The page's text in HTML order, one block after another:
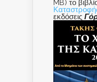
MB) το
εκδόσεις